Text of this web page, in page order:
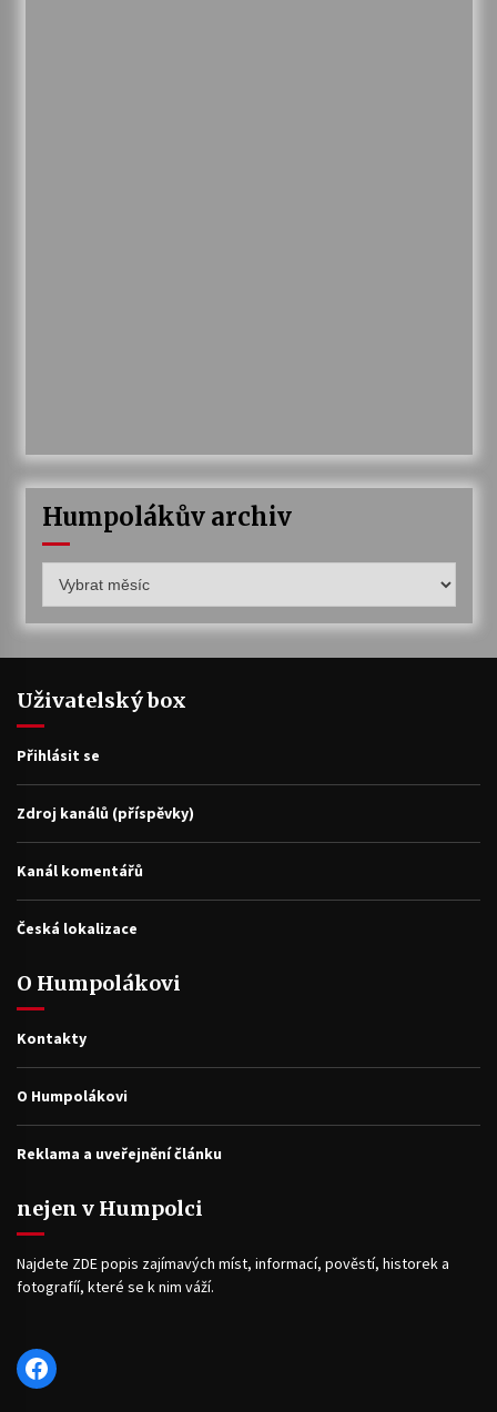
Humpolákův archiv
archiv
Uživatelský box
Přihlásit se
Zdroj kanálů (příspěvky)
Kanál komentářů
Česká lokalizace
O Humpolákovi
Kontakty
O Humpolákovi
Reklama a uveřejnění článku
nejen v Humpolci
Najdete ZDE popis zajímavých míst, informací, pověstí, historek a
fotografíí, které se k nim váží.
Facebook